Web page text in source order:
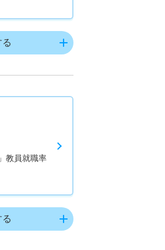
教員就職率